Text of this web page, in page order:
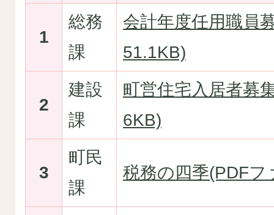
1
総務
課
会計年度任用職員
51.1KB)
2
建設
課
町営住宅入居者募
6KB)
3
町民
課
税務の四季(PDFフ